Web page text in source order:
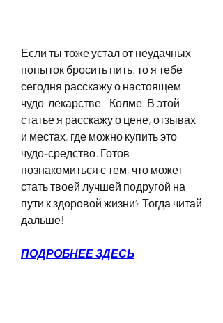
Если ты тоже устал от неудачных
попыток бросить пить, то я тебе
сегодня расскажу о настоящем
чудо-лекарстве - Колме. В этой
статье я расскажу о цене, отзывах
и местах, где можно купить это
чудо-средство. Готов
познакомиться с тем, что может
стать твоей лучшей подругой на
пути к здоровой жизни? Тогда читай
дальше!
ПОДРОБНЕЕ ЗДЕСЬ